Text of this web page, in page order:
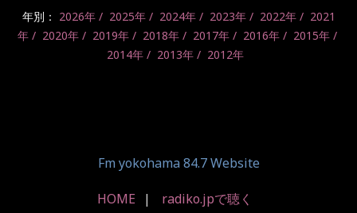
年別： 2026年 2025年 2024年 2023年 2022年
2021
年
2020年 2019年 2018年 2017年 2016年
2015年
2014年
2013年 2012年
Fm yokohama 84.7 Website
HOME radiko.jpで聴く